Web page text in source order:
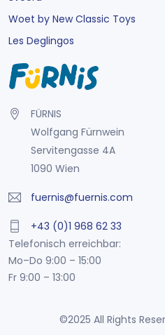
Woet by New Classic Toys
Les Deglingos
FÜRNIS
Wolfgang Fürnwein
Servitengasse 4A
1090 Wien
fuernis@fuernis.com
+43 (0)1 968 62 33
Telefonisch erreichbar:
Mo–Do 9:00 – 15:00
Fr 9:00 – 13:00
©2025 All Rights